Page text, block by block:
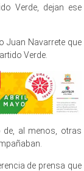
Verde, dejan ese
Juan Navarrete que
Verde.
al menos, otras
de prensa que